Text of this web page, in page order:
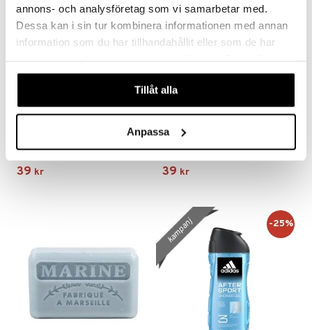
annons- och analysföretag som vi samarbetar med.
Dessa kan i sin tur kombinera informationen med annan
information som du har tillhandahållit eller som de har
våra cookies vid fortsatt användande av vår webbplats.
Tillåt alla
Anpassa
39 kr 39 kr
kampanj -25%